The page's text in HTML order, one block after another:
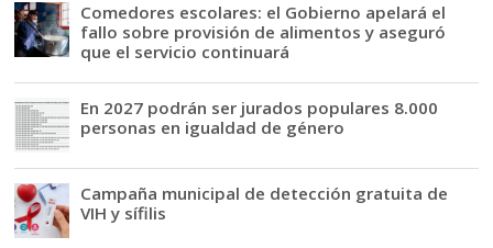
Comedores escolares: el Gobierno apelará el
fallo sobre provisión de alimentos y aseguró
que el servicio continuará
En 2027 podrán ser jurados populares 8.000
personas en igualdad de género
Campaña municipal de detección gratuita de
VIH y sífilis